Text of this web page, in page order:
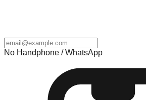
No Handphone / WhatsApp